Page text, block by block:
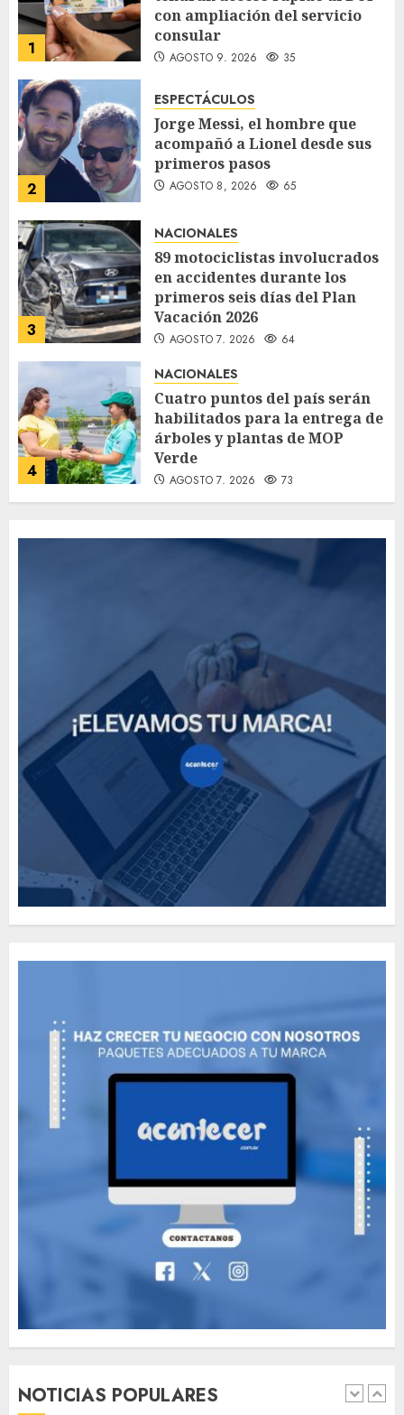
1
con ampliación del servicio
consular
AGOSTO 9, 2026 35
2
ESPECTÁCULOS
Jorge Messi, el hombre que
acompañó a Lionel desde sus
primeros pasos
AGOSTO 8, 2026 65
3
NACIONALES
89 motociclistas involucrados
en accidentes durante los
primeros seis días del Plan
Vacación 2026
AGOSTO 7, 2026 64
4
NACIONALES
Cuatro puntos del país serán
habilitados para la entrega de
árboles y plantas de MOP
Verde
AGOSTO 7, 2026 73
NOTICIAS POPULARES
5
How Many of These Italian
Foods Have You Tried?
MAYO 14, 2024 814
Classic Cars in a Retro
The full story of
cave rescue
MAYO 14, 2024 1017
Más salvadoreños en EE.
UU. tendrán acceso rápido
al DUI con ampliación del
servicio consular
forgotten heroes of World
War Two